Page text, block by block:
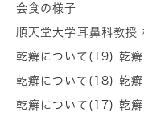
会食の様子
順天堂大学耳鼻科教授
乾癬について(19) 乾
乾癬について(18) 乾
乾癬について(17) 乾